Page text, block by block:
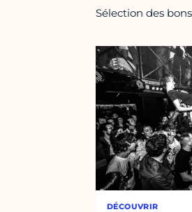
Sélection des
DÉCOUVRIR